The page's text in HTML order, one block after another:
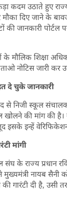
कड़ा कदम उठाते हुए
मौका दिए जाने के
जानकारी पोर्टल
मौलिक शिक्षा
नोटिस जारी कर
दे चुकेजानकारी
से निजी स्कूल
खोलने की मांग की
इसके इन्हें
मांगी
के राज्य प्रधान
मुख्यमंत्री नायब
की गारंटी दी है,